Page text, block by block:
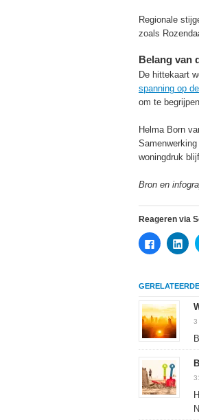
Regionale
zoals
Belang van
De hittekaart
spanning op
om te
Helma Born
woningdruk
Bron en
Reageren via
Klik
om
Facebook
(Wordt
een
nieuw
venster
geopend)
Klik
om
een
3